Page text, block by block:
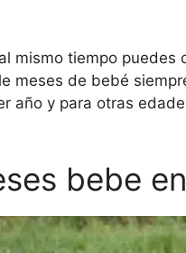
mismo tiempo puedes
meses de bebé
año y para otras
bebe